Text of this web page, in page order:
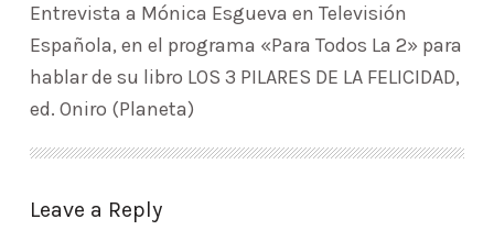
Entrevista a Mónica Esgueva en Televisión
Española, en el programa «Para Todos La 2» para
hablar de su libro LOS 3 PILARES DE LA FELICIDAD,
ed. Oniro (Planeta)
Leave a Reply